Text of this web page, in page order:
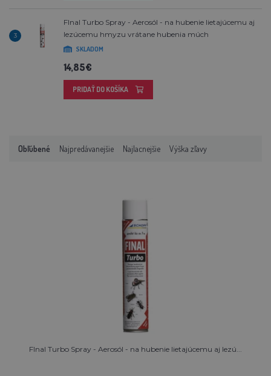
3
FInal Turbo Spray - Aerosól - na hubenie lietajúcemu aj
lezúcemu hmyzu vrátane hubenia múch
SKLADOM
14,85€
PRIDAŤ DO KOŠÍKA
Obľúbené Najpredávanejšie Najlacnejšie Výška zľavy
FInal Turbo Spray - Aerosól - na hubenie lietajúcemu aj lezú...